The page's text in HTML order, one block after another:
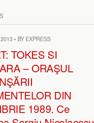
• BY EXPRESS
TOKES SI
– ORAŞUL
DIN
1989. Ce